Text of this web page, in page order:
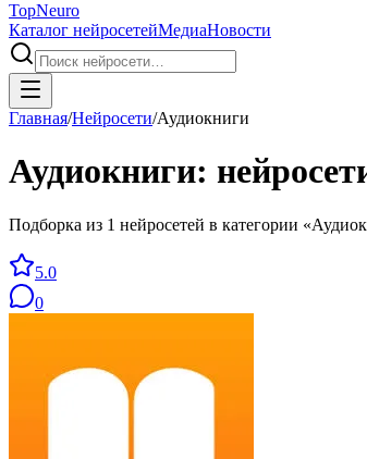
TopNeuro
Каталог нейросетейМедиаНовости
Главная/Нейросети/Аудиокниги
Аудиокниги:
Подборка из 1 нейросетей в категории
5.0
0